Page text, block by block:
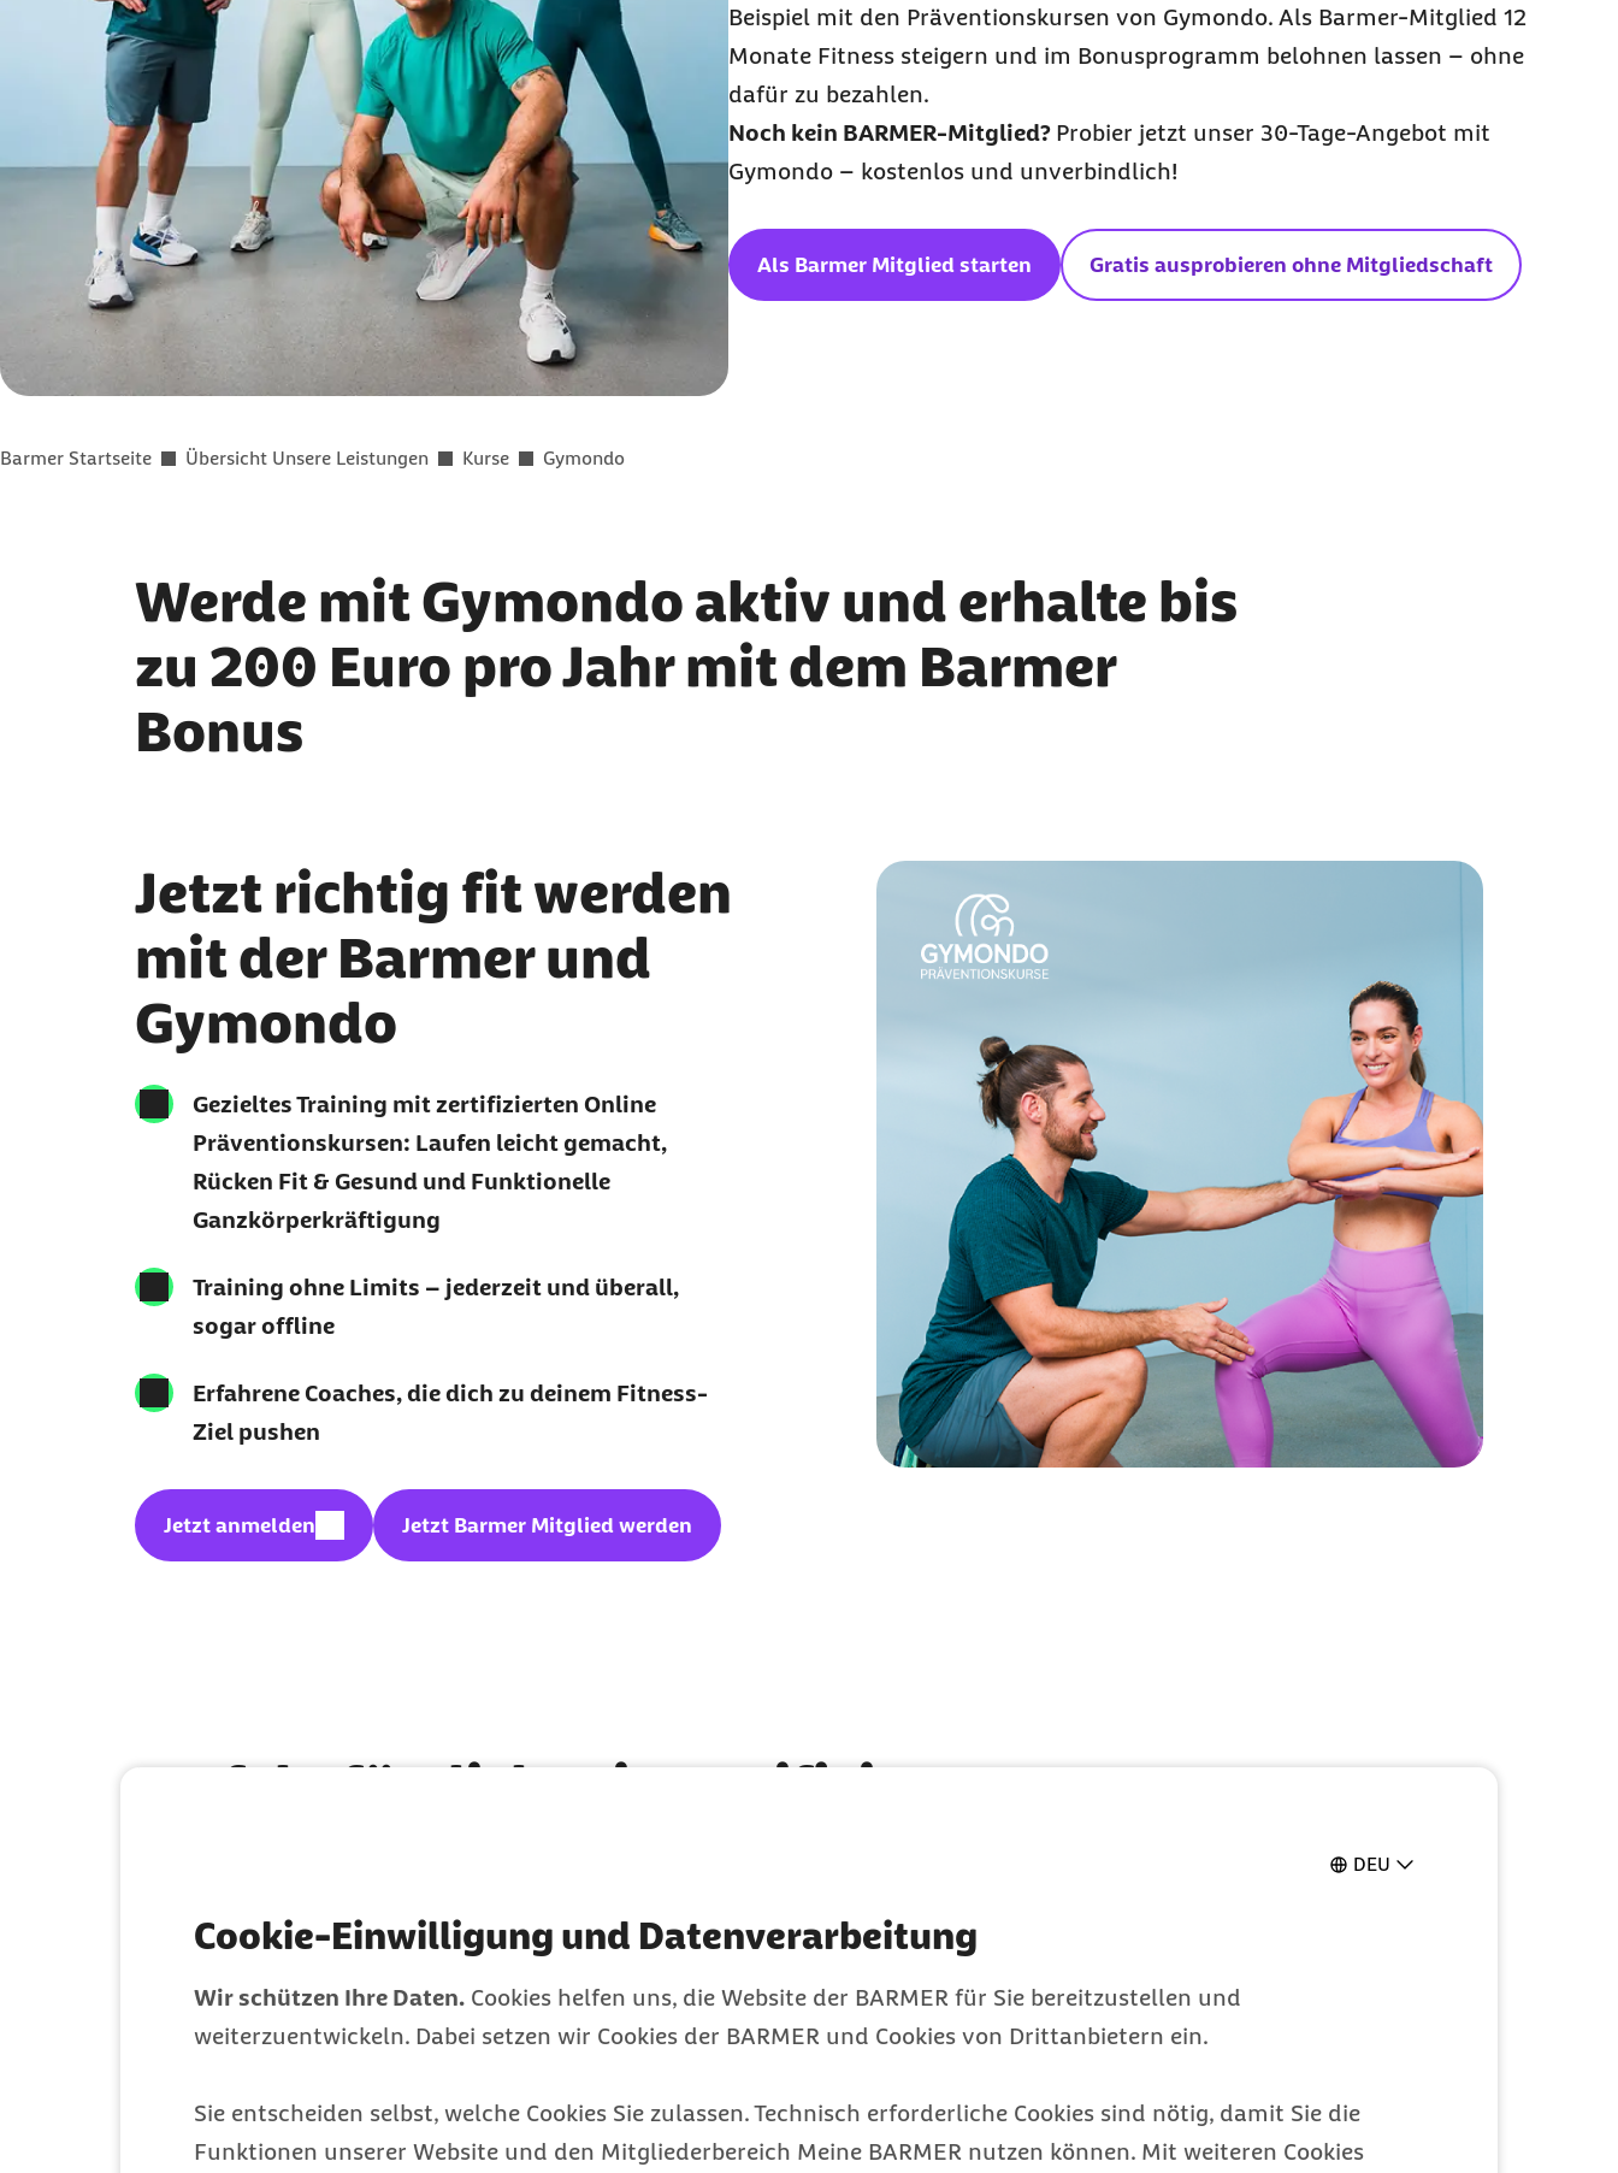
DEU
Cookie-Einwilligung und Datenverarbeitung
Wir schützen Ihre Daten. Cookies helfen uns, die Website der BARMER für Sie bereitzustellen und
weiterzuentwickeln. Dabei setzen wir Cookies der BARMER und Cookies von Drittanbietern ein.
Sie entscheiden selbst, welche Cookies Sie zulassen. Technisch erforderliche Cookies sind nötig, damit Sie die
Funktionen unserer Website und den Mitgliederbereich Meine BARMER nutzen können. Mit weiteren Cookies
Beispiel mit den Präventionskursen von Gymondo. Als Barmer-Mitglied 12
Monate Fitness steigern und im Bonusprogramm belohnen lassen – ohne
dafür zu bezahlen.
Noch kein BARMER-Mitglied? Probier jetzt unser 30-Tage-Angebot mit
Gymondo – kostenlos und unverbindlich!
Als Barmer Mitglied starten Gratis ausprobieren ohne Mitgliedschaft
Sie befinden sich hier:
Barmer Startseite Übersicht Unsere Leistungen Kurse Gymondo
Werde mit Gymondo aktiv und erhalte bis
zu 200 Euro pro Jahr mit dem Barmer
Bonus
Jetzt richtig fit werden
mit der Barmer und
Gymondo
Gezieltes Training mit zertifizierten Online
Präventionskursen: Laufen leicht gemacht,
Rücken Fit & Gesund und Funktionelle
Ganzkörperkräftigung
Training ohne Limits – jederzeit und überall,
sogar offline
Erfahrene Coaches, die dich zu deinem Fitness-
Ziel pushen
externer Link:
Jetzt anmelden Jetzt Barmer Mitglied werden
Perfekt für dich: Die zertifizierten
Präventionskurse von Gymondo und der Barmer